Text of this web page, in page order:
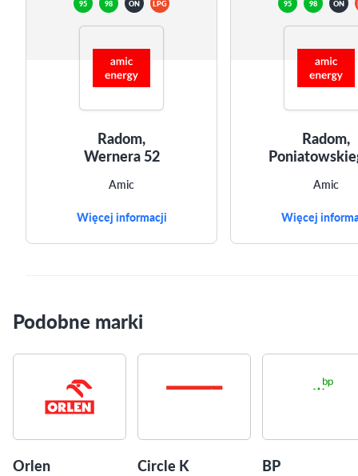
95 98 ON LPG
Radom,
Wernera 52
Amic
Więcej informacji
95 98 ON
Radom,
Amic
Więcej
Podobne marki
Orlen Circle K BP